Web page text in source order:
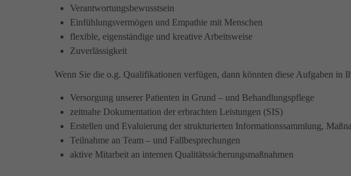
Verantwortungsbewusstsein
Einfühlungsvermögen und Empathie mit Menschen
flexible, eigenständige und kreative Arbeitsweise
Zuverlässigkeit
Wenn Sie die o.g. Qualifikationen verfügen, dann könnten diese Aufgaben in
Versorgung unserer Patienten in Grund – und Behandlungspflege
zeitnahe Dokumentation der erbrachten Leistungen (SIS)
Erstellen und Evaluierung der strukturierten Informationssammlung,
Teilnahme an Team – und Fallbesprechungen
aktive Mitarbeit an internen Qualitätssicherungsmaßnahmen